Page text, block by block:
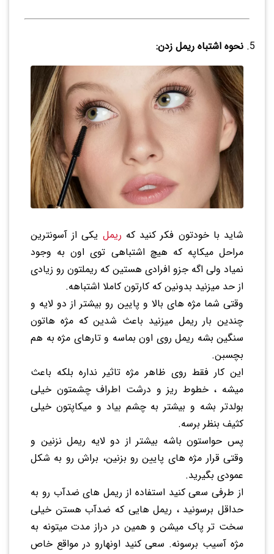
نحوه اشتباه ریمل زدن:
شاید با خودتون فکر کنید که ریمل یکی از آسونترین
مراحل میکاپه که هیچ اشتباهی توی اون به وجود
نمیاد ولی اگه جزو افرادی هستین که ریملتون رو زیادی
از حد میزنید بدونین که کارتون کاملا اشتباهه.
وقتی شما مژه های بالا و پایین رو بیشتر از دو لایه و
چندین بار ریمل میزنید باعث شدین که مژه هاتون
سنگین بشه ریمل روی اون بماسه و تارهای مژه به هم
بچسبن.
این کار فقط روی ظاهر مژه تاثیر نداره بلکه باعث
میشه ، خطوط ریز و درشت اطراف چشمتون خیلی
بولدتر بشه و بیشتر به چشم بیاد و میکاپتون خیلی
کثیف بنظر برسه.
پس حواستون باشه بیشتر از دو لایه ریمل نزنین و
وقتی قرار مژه های پایین رو بزنین، براش رو به شکل
عمودی بگیرید.
از طرفی سعی کنید استفاده از ریمل های ضدآب رو به
حداقل برسونید ، ریمل هایی که ضدآب هستن خیلی
سخت تر پاک میشن و همین در دراز مدت میتونه به
مژه آسیب برسونه. سعی کنید اونهارو در مواقع خاص